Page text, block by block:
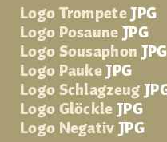
Logo TrompeteJPG
Logo PosauneJPG
Logo SousaphonJPG
Logo PaukeJPG
Logo Schlagzeug
Logo GlöckleJPG
Logo NegativJPG